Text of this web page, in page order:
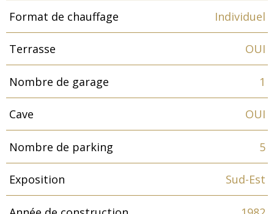
Format de chauffage Individuel
Terrasse OUI
Nombre de garage 1
Cave OUI
Nombre de parking 5
Exposition Sud-Est